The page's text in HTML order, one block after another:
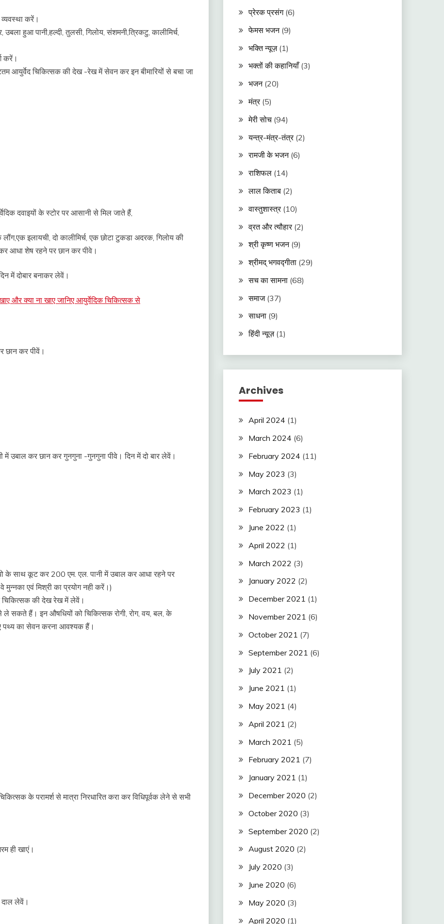
करें।
हुआ पानी,हल्दी, तुलसी, गिलोय, संशमनी,त्रिकटु, कालीमिर्च,
करें।
आयुर्वेद चिकित्सक की देख -रेख में सेवन कर इन बीमारियों से बचा जा
दवाइयों के स्टोर पर आसानी से मिल जाते हैं,
इलायची, दो कालीमिर्च, एक छोटा टुकडा अदरक, गिलोय की
आधा शेष रहने पर छान कर पीवे।
में दोबार बनाकर लेवें।
और क्या ना खाए जानिए आयुर्वेदिक चिकित्सक से
छान कर पीवें।
में उबाल कर छान कर गुनगुना -गुनगुना पीवे। दिन में दो बार लेवें।
के साथ कूट कर 200 एम. एल. पानी में उबाल कर आधा रहने पर
मुन्नका एवं मिश्री का प्रयोग नही करें।)
चिकित्सक की देख रेख में लेवें।
सकते हैं। इन औषधियों को चिकित्सक रोगी, रोग, वय, बल, के
पथ्य का सेवन करना आवश्यक हैं।
के परामर्श से मात्रा निरधारित करा कर विधिपूर्वक लेने से सभी
ही खाएं।
दाल लेवें।
प्रेरक प्रसंग(6)
फेमस भजन(9)
भक्ति न्यूज़(1)
भक्तों की कहानियाँ(3)
भजन(20)
मंत्र(5)
मेरी सोच(94)
यन्त्र-मंत्र-तंत्र(2)
रामजी के भजन(6)
राशिफल(14)
लाल किताब(2)
वास्तुशास्त्र(10)
व्रत और त्यौहार(2)
श्री कृष्ण भजन(9)
श्रीमद् भगवद्गीता(29)
सच का सामना(68)
समाज(37)
साधना(9)
हिंदी न्यूज़(1)
Archives
April 2024 (1)
March 2024 (6)
February 2024 (11)
May 2023 (3)
March 2023 (1)
February 2023 (1)
June 2022 (1)
April 2022 (1)
March 2022 (3)
January 2022 (2)
December 2021 (1)
November 2021 (6)
October 2021 (7)
September 2021 (6)
July 2021 (2)
June 2021 (1)
May 2021 (4)
April 2021 (2)
March 2021 (5)
February 2021 (7)
January 2021 (1)
December 2020 (2)
October 2020 (3)
September 2020 (2)
August 2020 (2)
July 2020 (3)
June 2020 (6)
May 2020 (3)
April 2020 (1)